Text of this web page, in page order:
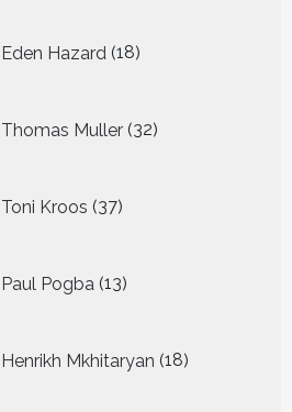
Eden Hazard 18
producten
Thomas Muller 32
producten
Toni Kroos 37
producten
Paul Pogba 13
producten
Henrikh Mkhitaryan 18
producten